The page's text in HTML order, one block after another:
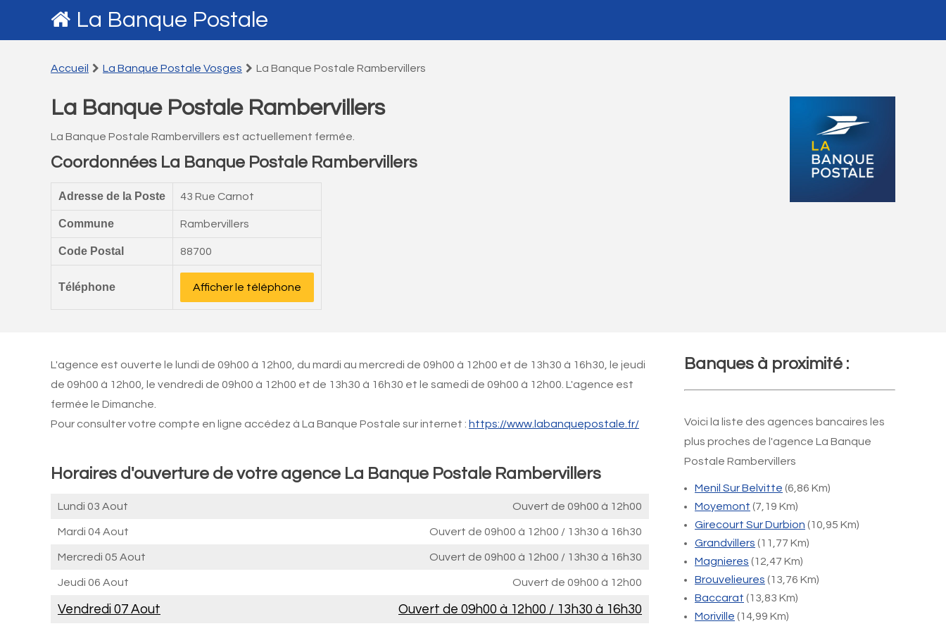
La Banque Postale
Accueil La Banque Postale Vosges La Banque Postale Rambervillers
La Banque Postale Rambervillers
La Banque Postale Rambervillers est actuellement fermée.
Coordonnées La Banque Postale Rambervillers
Adresse de la Poste 43 Rue Carnot
Commune Rambervillers
Code Postal 88700
Téléphone Afficher le téléphone
L'agence est ouverte le lundi de 09h00 à 12h00, du mardi au mercredi de 09h00 à 12h00 et de 13h30 à 16h30, le jeudi
de 09h00 à 12h00, le vendredi de 09h00 à 12h00 et de 13h30 à 16h30 et le samedi de 09h00 à 12h00. L'agence est
fermée le Dimanche.
Pour consulter votre compte en ligne accédez à La Banque Postale sur internet : https://www.labanquepostale.fr/
Horaires d'ouverture de votre agence La Banque Postale Rambervillers
Lundi 03 Aout Ouvert de 09h00 à 12h00
Mardi 04 Aout Ouvert de 09h00 à 12h00 / 13h30 à 16h30
Mercredi 05 Aout Ouvert de 09h00 à 12h00 / 13h30 à 16h30
Jeudi 06 Aout Ouvert de 09h00 à 12h00
Vendredi 07 Aout Ouvert de 09h00 à 12h00 / 13h30 à 16h30
Banques à proximité :
Voici la liste des agences bancaires les
plus proches de l'agence La Banque
Postale Rambervillers
Menil Sur Belvitte (6,86 Km)
Moyemont (7,19 Km)
Girecourt Sur Durbion (10,95 Km)
Grandvillers (11,77 Km)
Magnieres (12,47 Km)
Brouvelieures (13,76 Km)
Baccarat (13,83 Km)
Moriville (14,99 Km)